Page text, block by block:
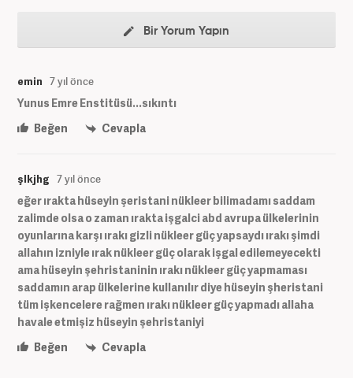
Bir Yorum Yapın
emin 7 yıl önce
Yunus Emre Enstitüsü...sıkıntı
Beğen
Cevapla
şlkjhg 7 yıl önce
eğer ırakta hüseyin şeristani nükleer bilimadamı saddam
zalimde olsa o zaman ırakta işgalci abd avrupa ülkelerinin
oyunlarına karşı ırakı gizli nükleer güç yapsaydı ırakı şimdi
allahın izniyle ırak nükleer güç olarak işgal edilemeyecekti
ama hüseyin şehristaninin ırakı nükleer güç yapmaması
saddamın arap ülkelerine kullanılır diye hüseyin şheristani
tüm işkencelere rağmen ırakı nükleer güç yapmadı allaha
havale etmişiz hüseyin şehristaniyi
Beğen
Cevapla